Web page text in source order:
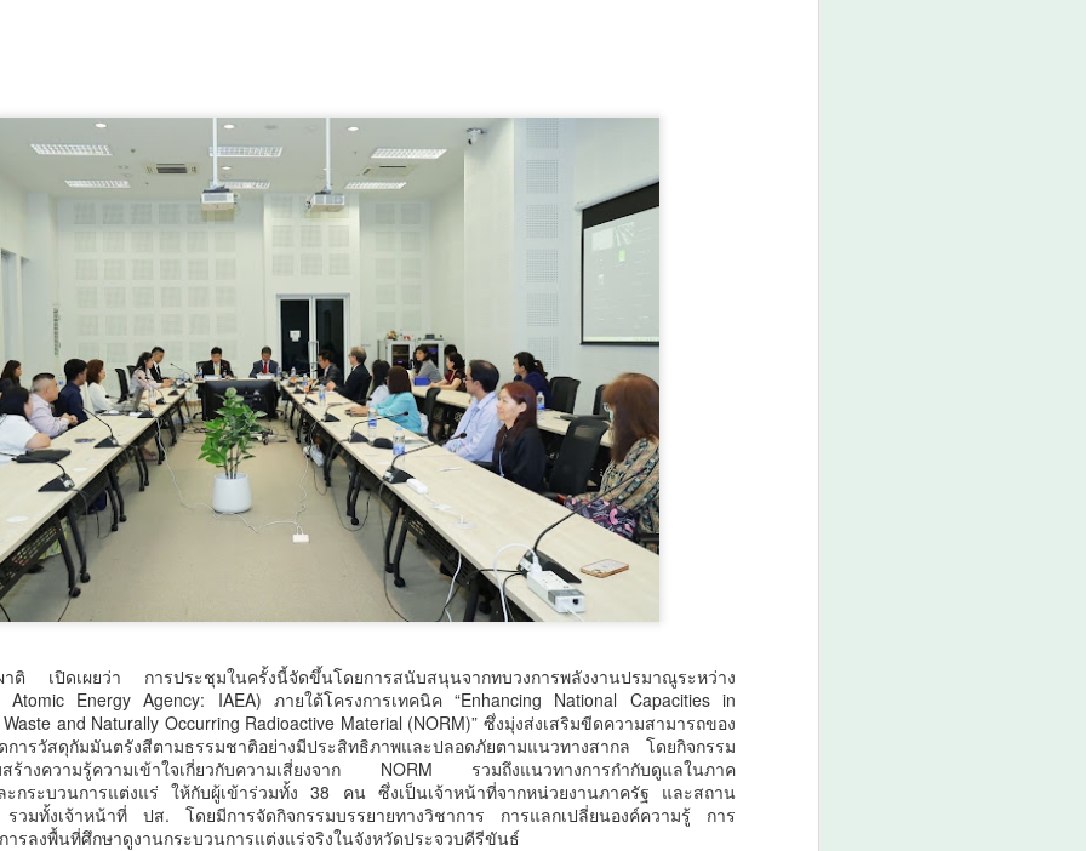
ติ เปิดเผยว่า การประชุมในครั้งนี้จัดขึ้นโดยการสนับสนุนจากทบวงการพลังงานปรมาณูระหว่าง
Atomic Energy Agency: IAEA) ภายใต้โครงการเทคนิค “Enhancing National Capacities in
and Naturally Occurring Radioactive Material (NORM)” ซึ่งมุ่งส่งเสริมขีดความสามารถของ
การวัสดุกัมมันตรังสีตามธรรมชาติอย่างมีประสิทธิภาพและปลอดภัยตามแนวทางสากล โดยกิจกรรม
มสร้างความรู้ความเข้าใจเกี่ยวกับความเสี่ยงจาก NORM รวมถึงแนวทางการกำกับดูแลในภาค
ะกระบวนการแต่งแร่ ให้กับผู้เข้าร่วมทั้ง 38 คน ซึ่งเป็นเจ้าหน้าที่จากหน่วยงานภาครัฐ และสถาน
รวมทั้งเจ้าหน้าที่ ปส. โดยมีการจัดกิจกรรมบรรยายทางวิชาการ การแลกเปลี่ยนองค์ความรู้ การ
ารลงพื้นที่ศึกษาดูงานกระบวนการแต่งแร่จริงในจังหวัดประจวบคีรีขันธ์
ศูนย์ห้องปฏิบัติการอ้างอิงชีวภาพ
สถาบันห้องปฏิบัติการอ้างอิงแห่งชาติ
พร้อมคณะฯ ลงพื้นที่จังหวัด
สมุทรปราการ กำแพงเพชร และ
นครนายก ระหว่างวันที่ 4–6
สิงหาคม 2569 เพื่อติดตามความ
ก้าวหน้าและให้คำปรึกษาเชิงลึกแก่ผู้
ประสิทธิภาพการผลิตอ
วิทยาศาสตร์และสุขภาพ ยกระดับ
ไทยสู่ศูนย์กลางอาเซียน
6 สิงหาคม 2568 กรุงเทพฯ – เมื่อ
ปัญญาประดิษฐ์ (AI) กำลังเข้ามามี
ภาคอุตสาหกรรม ประเทศไทยกำลัง
ก้าวสู่ยุคใหม่ของระบบนิเวศด้าน
วิทยาศาสตร์และนวัตกรรมที่เชื่อม
โยงการวิจัย เทคโนโลยี และภาค
ธุรกิจเข้าด้วยกัน เพื่อสร้างขีดความ
สามารถในการแข่งขันของประเทศ
และภูมิภาคอาเซียน
บริษ
วัฒนธรรม ร่วมกับจังหวัดสตูล และ
สำนักงานวัฒนธรรมจังหวัด 14
จังหวัดภาคใต้ จัดพิธีเปิดงาน
“มหกรรมสีสันแห่งศรัทธา พัฒนา
ชุมชนคุณธรรมพลังบวร ภาคกใต้”
ศาสนา ประจำปีงบประมาณ พ.ศ.
วศ.อว.–วท.กห. เปิดเวทีหารือแนวทางขับเคลื่อน
วิทยาศาสตร์และเทคโนโลยี เพื่อสนับสนุน อุตสาหกรรม
ป้องกันประเทศ
อว.–วท.กห.
กรมพัฒน์ คว้ารางวัล GDCC GOV Cloud Awards
ตอกย้ำความสำเร็จของระบบ DSD Online Training ใน
การขับเคลื่อนการพัฒนากำลังคนที่ทันสมัย
รมพัฒน์ คว้ารางวัล GDCC GOV Cloud Awards ตอกย้ำความสำเร็จของ
ะบบ DSD Online Training ในการขับเคลื่อนการพัฒนากำลังคนที่ทันสมัย
มพัฒนาฝีมือแรงงาน ได้รับรางวัล GDCC GOV Cloud Awards ประจำปี
.
ศน. ร่วมกับจังหวัดสตูล จัดกิจกรรม “พลังศรัทธาถวาย
เทียนพรรษา 2 แผ่นดิน สานสัมพันธ์ ไทย – มาเลเซีย”
เชิญชวนพุทธศาสนิกชน งด ละ เลิกอบายมุข เนื่องใน
เทศกาลเข้าพรรษา
.